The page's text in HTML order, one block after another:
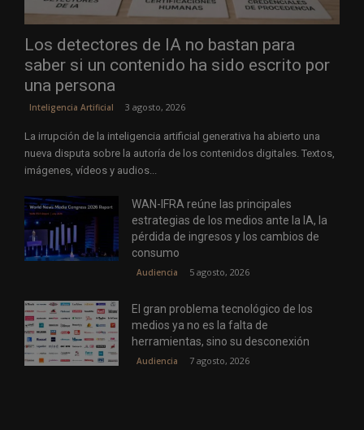
Los detectores de IA no bastan para
saber si un contenido ha sido escrito por
una persona
Inteligencia Artificial 3 agosto, 2026
La irrupción de la inteligencia artificial generativa ha abierto una
nueva disputa sobre la autoría de los contenidos digitales. Textos,
imágenes, vídeos y audios...
WAN-IFRA reúne las principales
estrategias de los medios ante la IA, la
pérdida de ingresos y los cambios de
consumo
Audiencia 5 agosto, 2026
El gran problema tecnológico de los
medios ya no es la falta de
herramientas, sino su desconexión
Audiencia 7 agosto, 2026